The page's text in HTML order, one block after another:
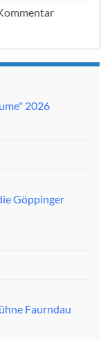
2026
Göppinger
Faurndau